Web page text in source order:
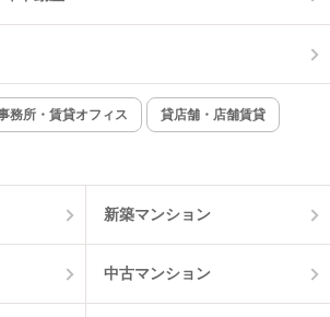
インターネット無料
物件一覧に反映
務所・賃貸オフィス 貸店舗・店舗賃貸
新築マンション
中古マンション